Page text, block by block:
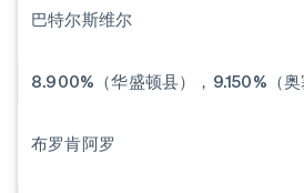
巴特尔斯维尔
8.900%（华盛顿县），9.150%（奥
布罗肯阿罗